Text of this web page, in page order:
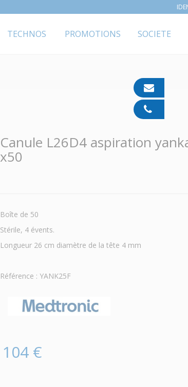
TECHNOS PROMOTIONS SOCIETE
Canule L26D4 aspiration
x50
Boîte de 50
Stérile, 4 évents.
Longueur 26 cm diamètre de la tête 4 mm
Référence : YANK25F
104 €
91
05
55